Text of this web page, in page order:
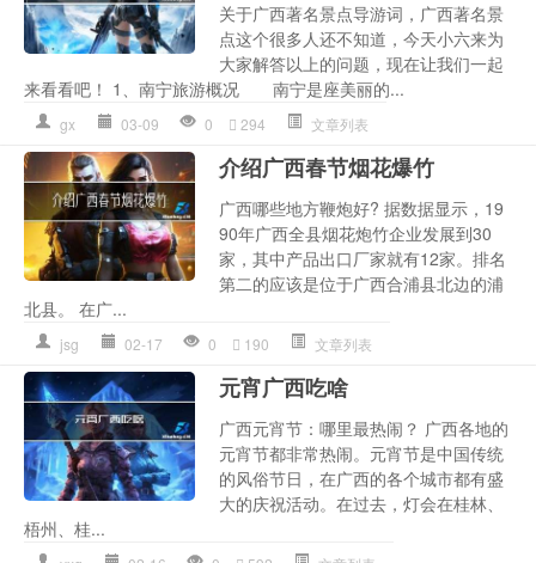
关于广西著名景点导游词，广西著名景
点这个很多人还不知道，今天小六来为
大家解答以上的问题，现在让我们一起
来看看吧！ 1、南宁旅游概况 南宁是座美丽的...
gx 03-09 0 294 文章列表
介绍广西春节烟花爆竹
广西哪些地方鞭炮好? 据数据显示，19
90年广西全县烟花炮竹企业发展到30
家，其中产品出口厂家就有12家。排名
第二的应该是位于广西合浦县北边的浦
北县。 在广...
jsg 02-17 0 190 文章列表
元宵广西吃啥
广西元宵节：哪里最热闹？ 广西各地的
元宵节都非常热闹。元宵节是中国传统
的风俗节日，在广西的各个城市都有盛
大的庆祝活动。在过去，灯会在桂林、
梧州、桂...